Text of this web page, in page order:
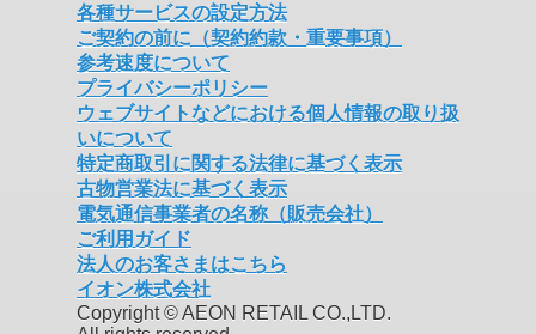
各種サービスの設定方法
ご契約の前に（契約約款・重要事項）
参考速度について
プライバシーポリシー
ウェブサイトなどにおける個人情報の取り扱
いについて
特定商取引に関する法律に基づく表示
古物営業法に基づく表示
電気通信事業者の名称（販売会社）
ご利用ガイド
法人のお客さまはこちら
イオン株式会社
Copyright © AEON RETAIL CO.,LTD.